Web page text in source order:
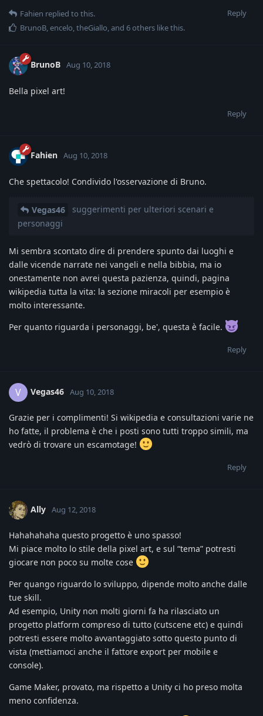
Reply
Fahien replied to this.
BrunoB encelo theGiallo , and 6others like this.
BrunoB Aug 10, 2018
Bella pixel art!
Reply
Fahien Aug 10, 2018
Che spettacolo! Condivido l'osservazione di Bruno.
Vegas46
suggerimenti per ulteriori scenari e
personaggi
Mi sembra scontato dire di prendere spunto dai luoghi e
dalle vicende narrate nei vangeli e nella bibbia, ma io
onestamente non avrei questa pazienza, quindi, pagina
wikipedia tutta la vita: la sezione miracoli per esempio è
molto interessante.
Per quanto riguarda i personaggi, be', questa è facile.
Reply
V Vegas46 Aug 10, 2018
Grazie per i complimenti! Si wikipedia e consultazioni varie ne
ho fatte, il problema è che i posti sono tutti troppo simili, ma
vedrò di trovare un escamotage!
Reply
Ally Aug 12, 2018
Hahahahaha questo progetto è uno spasso!
Mi piace molto lo stile della pixel art, e sul “tema” potresti
giocare non poco su molte cose
Per quango riguardo lo sviluppo, dipende molto anche dalle
tue skill.
Ad esempio, Unity non molti giorni fa ha rilasciato un
progetto platform compreso di tutto (cutscene etc) e quindi
potresti essere molto avvantaggiato sotto questo punto di
vista (mettiamoci anche il fattore export per mobile e
console).
Game Maker, provato, ma rispetto a Unity ci ho preso molta
meno confidenza.